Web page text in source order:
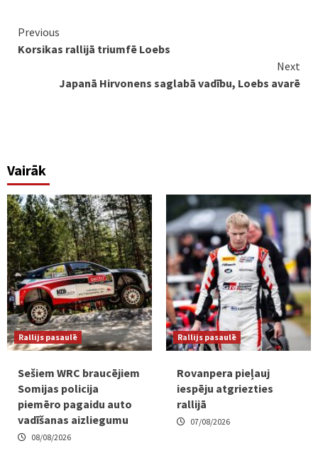
Continue
Reading
Previous
Korsikas rallijā triumfē Loebs
Next
Japanā Hirvonens saglabā vadību, Loebs avarē
Vairāk
Rallijs pasaulē
Sešiem WRC braucējiem
Somijas policija
piemēro pagaidu auto
vadīšanas aizliegumu
08/08/2026
Rallijs pasaulē
Rovanpera pieļauj
iespēju atgriezties
rallijā
07/08/2026